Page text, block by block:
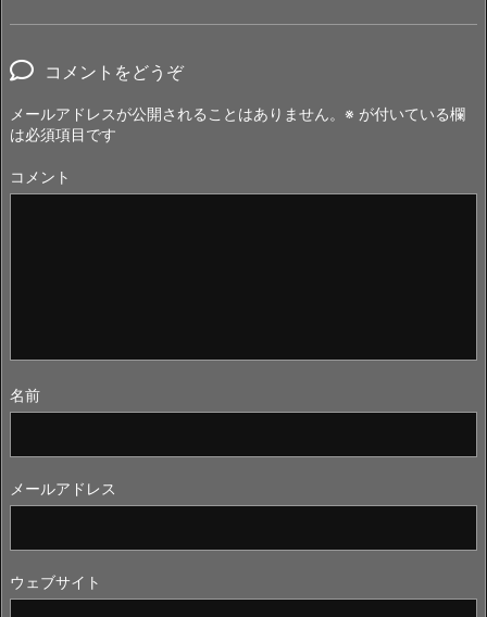
コメントをどうぞ
メールアドレスが公開されることはありません。 ※ が付いている欄
は必須項目です
コメント
名前
メールアドレス
ウェブサイト